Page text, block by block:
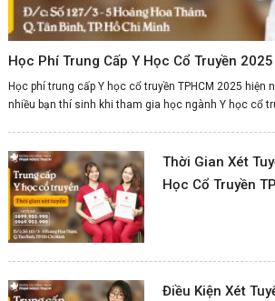
Học Phí Trung Cấp Y Học Cổ Truyền
Học phí trung cấp Y học cổ truyền TPHCM 2025 hiện
nhiều bạn thí sinh khi tham gia học ngành Y học cổ
Thời Gian Xét
Học Cổ Truyền
Điều Kiện Xét